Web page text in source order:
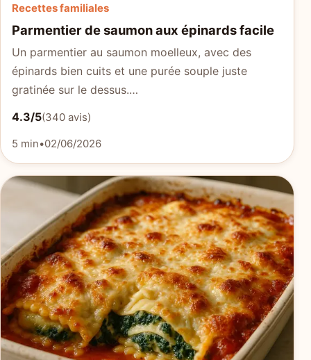
Recettes familiales
Parmentier de saumon aux épinards facile
Un parmentier au saumon moelleux, avec des
épinards bien cuits et une purée souple juste
gratinée sur le dessus.…
4.3/5(340 avis)
5 min•02/06/2026